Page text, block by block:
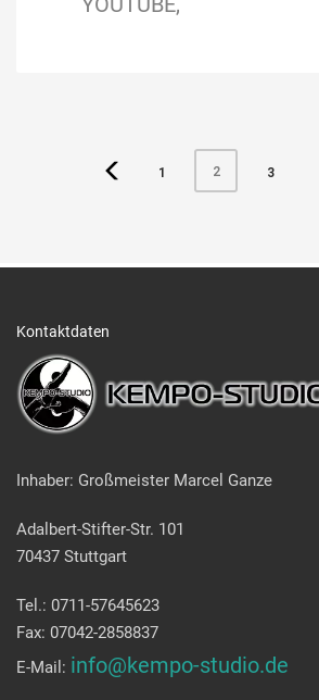
1 2 3
Kontaktdaten
Inhaber: Großmeister Marcel Ganze
Adalbert-Stifter-Str. 101
70437 Stuttgart
Tel.: 0711-57645623
Fax: 07042-2858837
E-Mail: info@kempo-studio.de